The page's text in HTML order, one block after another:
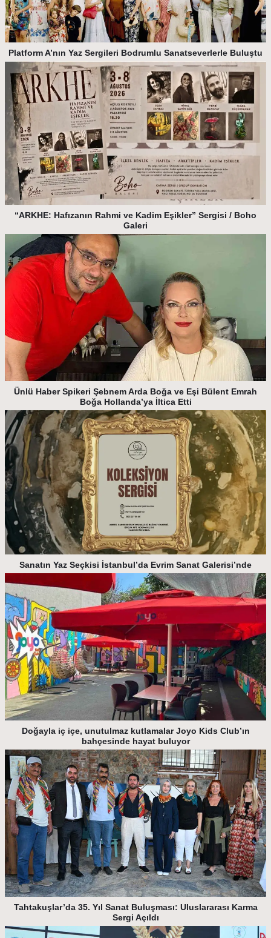
Platform A’nın Yaz Sergileri Bodrumlu Sanatseverlerle Buluştu
“ARKHE: Hafızanın Rahmi ve Kadim Eşikler” Sergisi / Boho
Galeri
Ünlü Haber Spikeri Şebnem Arda Boğa ve Eşi Bülent Emrah
Boğa Hollanda’ya İltica Etti
Sanatın Yaz Seçkisi İstanbul’da Evrim Sanat Galerisi’nde
Doğayla iç içe, unutulmaz kutlamalar Joyo Kids Club’ın
bahçesinde hayat buluyor
Tahtakuşlar’da 35. Yıl Sanat Buluşması: Uluslararası Karma
Sergi Açıldı